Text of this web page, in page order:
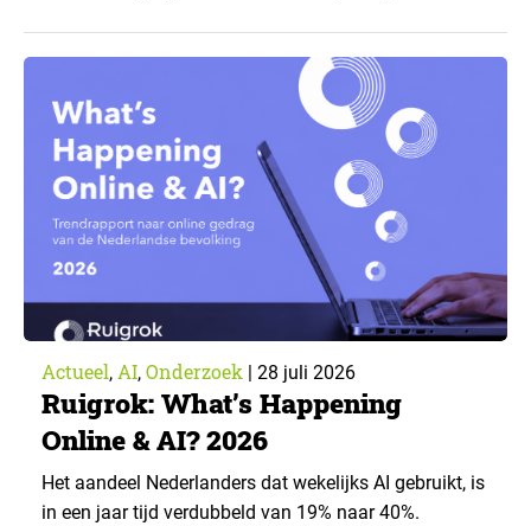
toepassingen, en waar trekken zij een grens? Dit
artikel is aangeleverd door kennispartner Miles
Research. ▼ De uitkomsten zijn…
Actueel, AI, Onderzoek | 28 juli 2026
Ruigrok: What’s Happening
Online & AI? 2026
Het aandeel Nederlanders dat wekelijks AI gebruikt, is
in een jaar tijd verdubbeld van 19% naar 40%.